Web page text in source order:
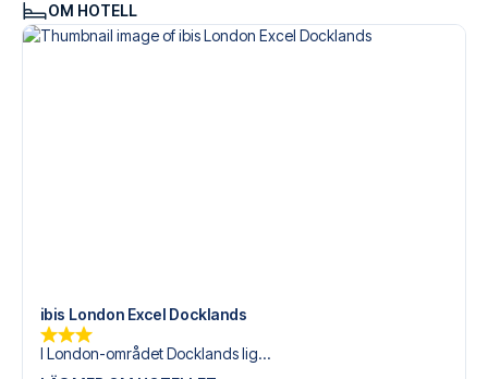
OM HOTELL
ibis London Excel Docklands
I London-området Docklands lig...